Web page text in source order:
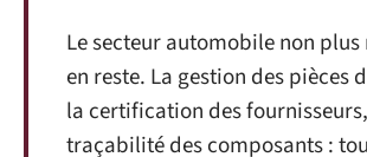
Le secteur automobile non plus
en reste. La gestion des pièces
la certification des
traçabilité des composants :